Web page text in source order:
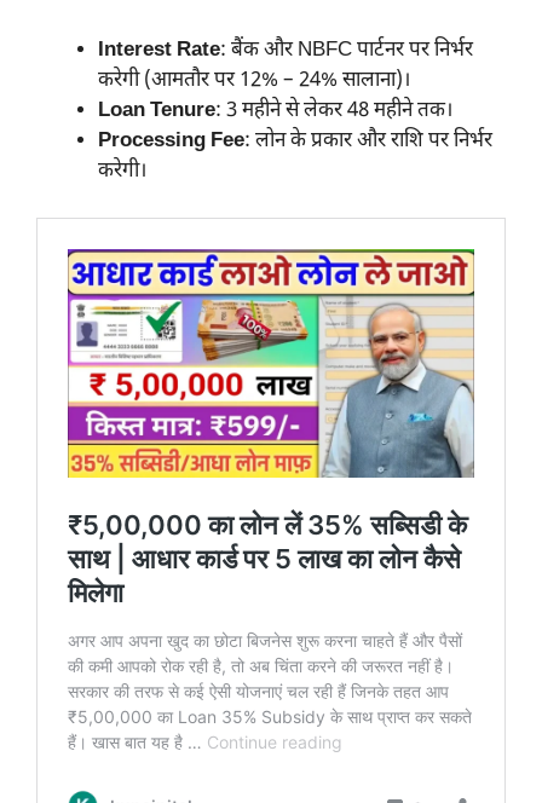
Interest Rate: बैंक और NBFC पार्टनर पर निर्भर
करेगी (आमतौर पर 12% – 24% सालाना)।
Loan Tenure: 3 महीने से लेकर 48 महीने तक।
Processing Fee: लोन के प्रकार और राशि पर निर्भर
करेगी।